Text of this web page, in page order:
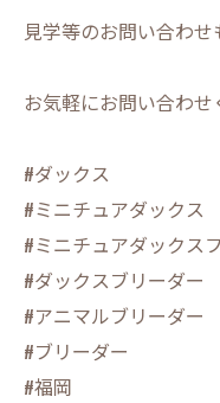
見学等のお問い合わせ
お気軽にお問い合わせ
#ダックス
#ミニチュアダックス
#ミニチュアダックス
#ダックスブリーダー
#アニマルブリーダー
#ブリーダー
#福岡